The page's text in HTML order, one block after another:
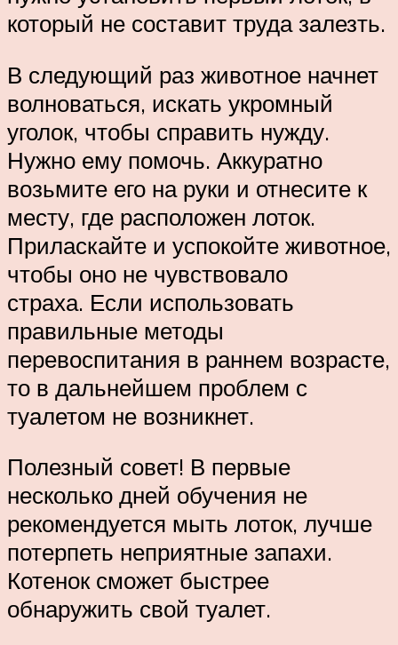
который не составит труда залезть.
В следующий раз животное начнет
волноваться, искать укромный
уголок, чтобы справить нужду.
Нужно ему помочь. Аккуратно
возьмите его на руки и отнесите к
месту, где расположен лоток.
Приласкайте и успокойте животное,
чтобы оно не чувствовало
страха. Если использовать
правильные методы
перевоспитания в раннем возрасте,
то в дальнейшем проблем с
туалетом не возникнет.
Полезный совет! В первые
несколько дней обучения не
рекомендуется мыть лоток, лучше
потерпеть неприятные запахи.
Котенок сможет быстрее
обнаружить свой туалет.